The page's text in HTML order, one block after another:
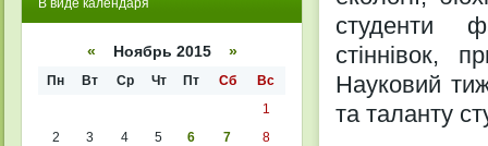
студенти
стіннівок,
Науковий
та таланту
кален
списк
В виде календаря
« Ноябрь 2015 »
Пн Вт Ср Чт Пт Сб
Вс
1
2
3 4 5 6 7
8